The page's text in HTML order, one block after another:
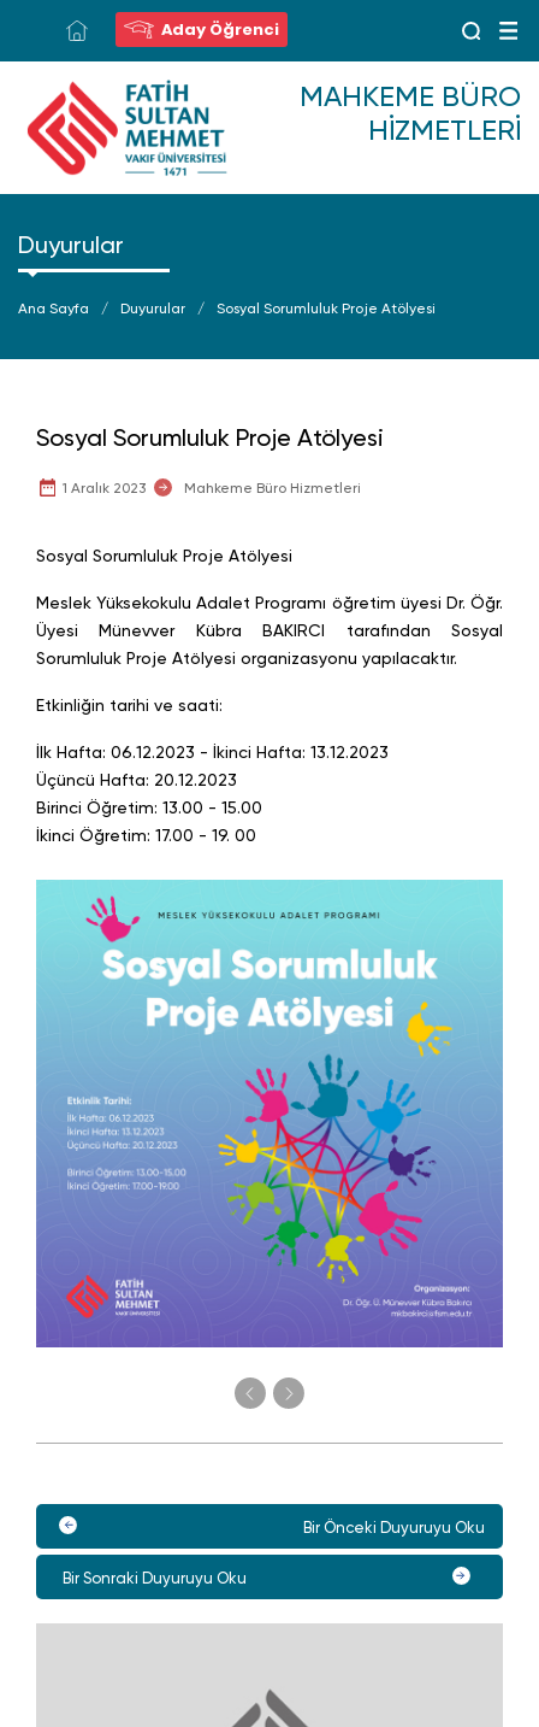
Aday Öğrenci
MAHKEME BÜRO
HIZMETLERI
Duyurular
Ana Sayfa Duyurular Sosyal Sorumluluk Proje Atölyesi
Sosyal Sorumluluk Proje Atölyesi
1 Aralık 2023 Mahkeme Büro Hizmetleri
Sosyal Sorumluluk Proje Atölyesi
Meslek Yüksekokulu Adalet Programı öğretim üyesi Dr. Öğr.
Üyesi Münevver Kübra BAKIRCI tarafından Sosyal
Sorumluluk Proje Atölyesi organizasyonu yapılacaktır.
Etkinliğin tarihi ve saati:
İlk Hafta: 06.12.2023 - İkinci Hafta: 13.12.2023
Üçüncü Hafta: 20.12.2023
Birinci Öğretim: 13.00 - 15.00
İkinci Öğretim: 17.00 - 19. 00
Bir Önceki Duyuruyu Oku
Bir Sonraki Duyuruyu Oku